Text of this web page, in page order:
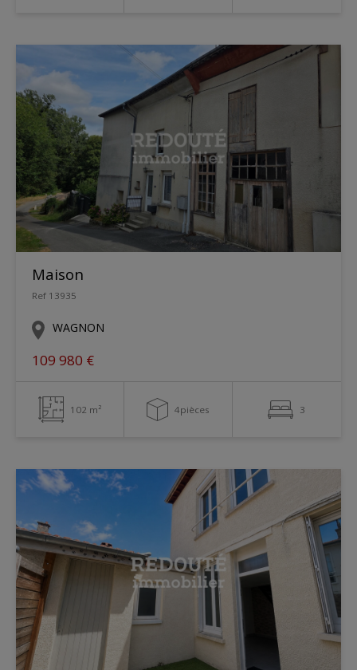
Maison
Ref 13935
WAGNON
109 980 €
102 m² 4pièces 3